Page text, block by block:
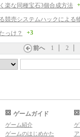
楽な同種宝石3個合成方法
っけ？ +3
前へ 1 2
ゲームガイド
ゲーム紹介
ゲームのはじめかた